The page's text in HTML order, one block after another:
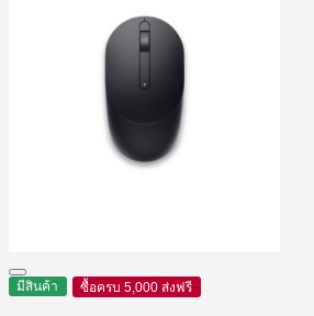
มีสินค้า ซื้อครบ 5,000 ส่งฟรี